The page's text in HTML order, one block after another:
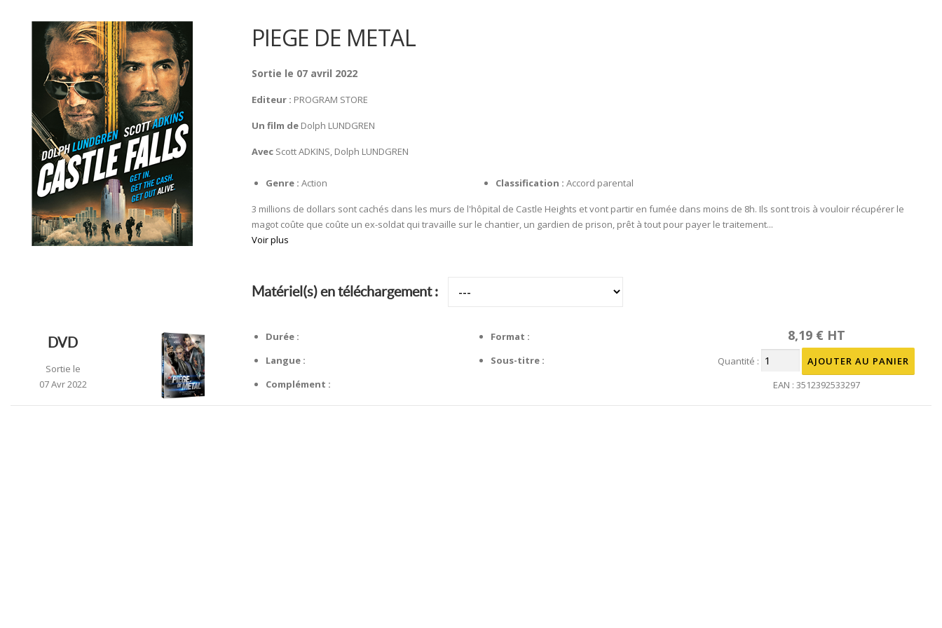
PIEGE DE METAL
Sortie le 07 avril 2022
Editeur : PROGRAM STORE
Un film deDolph LUNDGREN
AvecScott ADKINS, Dolph LUNDGREN
Genre : Action Classification : Accord parental
3 millions de dollars sont cachés dans les murs de l'hôpital de Castle Heights et vont partir en fumée dans moins de 8h. Ils sont trois à vouloir récupérer le
magot coûte que coûte un ex-soldat qui travaille sur le chantier, un gardien de prison, prêt à tout pour payer le traitement...
Voir plus
Matériel(s) en téléchargement :
DVD
Sortie le
07 Avr 2022
Durée :
Format :
Langue :
Sous-titre :
Complément :
8,19 € HT
Quantité :
EAN : 3512392533297